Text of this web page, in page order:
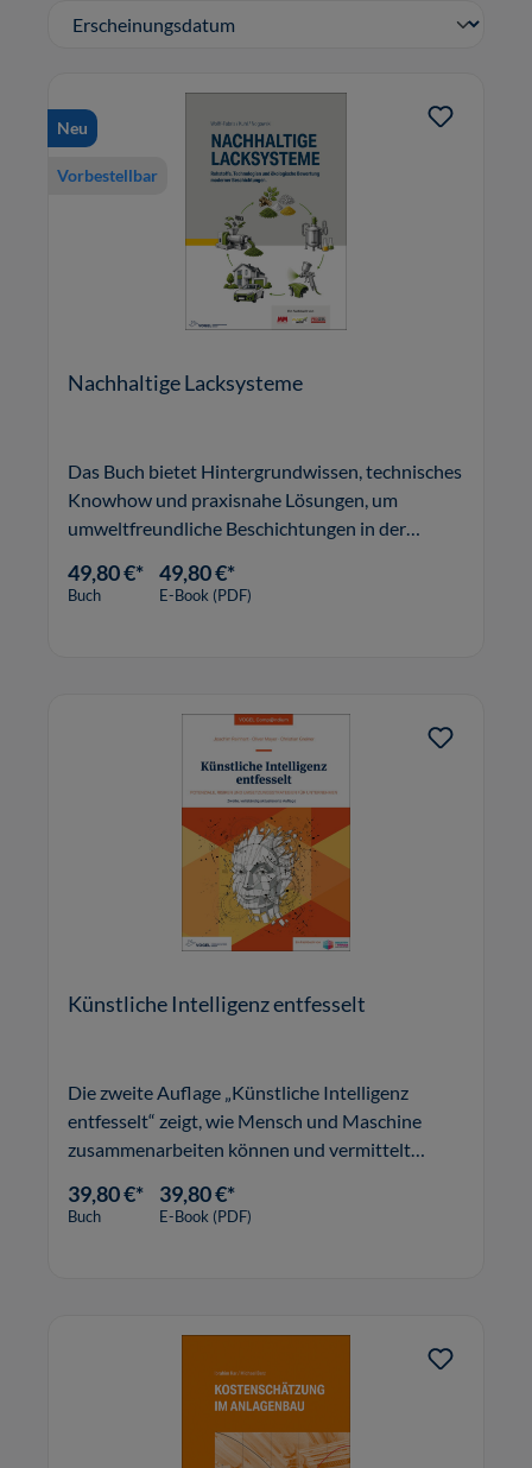
Neu
Vorbestellbar
Nachhaltige Lacksysteme
Das Buch bietet Hintergrundwissen, technisches
Knowhow und praxisnahe Lösungen, um
umweltfreundliche Beschichtungen in der
49,80 €*
Buch
49,80 €*
E-Book (PDF)
Künstliche Intelligenz entfesselt
Die zweite Auflage „Künstliche Intelligenz
entfesselt“ zeigt, wie Mensch und Maschine
zusammenarbeiten können und vermittelt
KI-Projekte erfolgreich identifizieren, testen,
39,80 €*
Buch
39,80 €*
E-Book (PDF)